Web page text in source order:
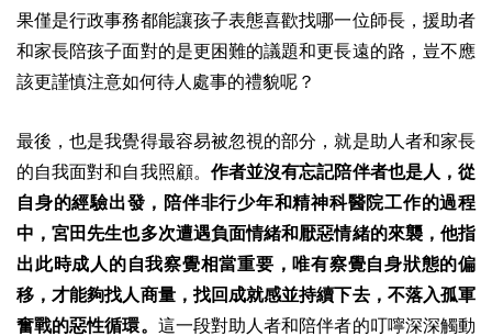
果僅是行政事務都能讓孩子表態喜歡找哪一位師長，援助者
和家長陪孩子面對的是更困難的議題和更長遠的路，豈不應
該更謹慎注意如何待人處事的禮貌呢？
最後，也是我覺得最容易被忽視的部分，就是助人者和家長
的自我面對和自我照顧。 作者並沒有忘記陪伴者也是人，從
自身的經驗出發，陪伴非行少年和精神科醫院工作的過程
中，宮田先生也多次遭遇負面情緒和厭惡情緒的來襲，他指
出此時成人的自我察覺相當重要，唯有察覺自身狀態的偏
移，才能夠找人商量，找回成就感並持續下去，不落入孤軍
奮戰的惡性循環。 這一段對助人者和陪伴者的叮嚀深深觸動